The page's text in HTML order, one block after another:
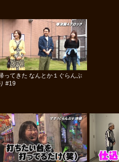
ってきた なんとか１ぐらんぷ
#19